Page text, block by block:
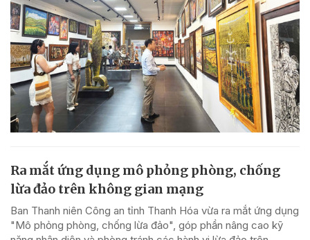
Ra mắt ứng dụng mô phỏng phòng, chống
lừa đảo trên không gian mạng
Ban Thanh niên Công an tỉnh Thanh Hóa vừa ra mắt ứng dụng
"Mô phỏng phòng, chống lừa đảo", góp phần nâng cao kỹ